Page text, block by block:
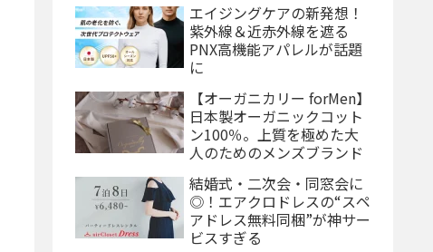
エイジングケアの新発想！
紫外線＆近赤外線を遮る
PNX高機能アパレルが話題
に
【オーガニカリー forMen】
日本製オーガニックコット
ン100％。上質を極めた大
人のためのメンズブランド
結婚式・二次会・同窓会に
◎！エアクロドレスの“スペ
アドレス無料同梱”が神サー
ビスすぎる